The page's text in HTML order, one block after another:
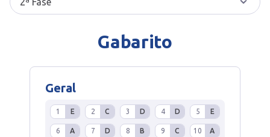
Gabarito
Geral
1 E 2 C 3 D 4 D 5 E
6 A 7 D 8 B 9 C 10 A